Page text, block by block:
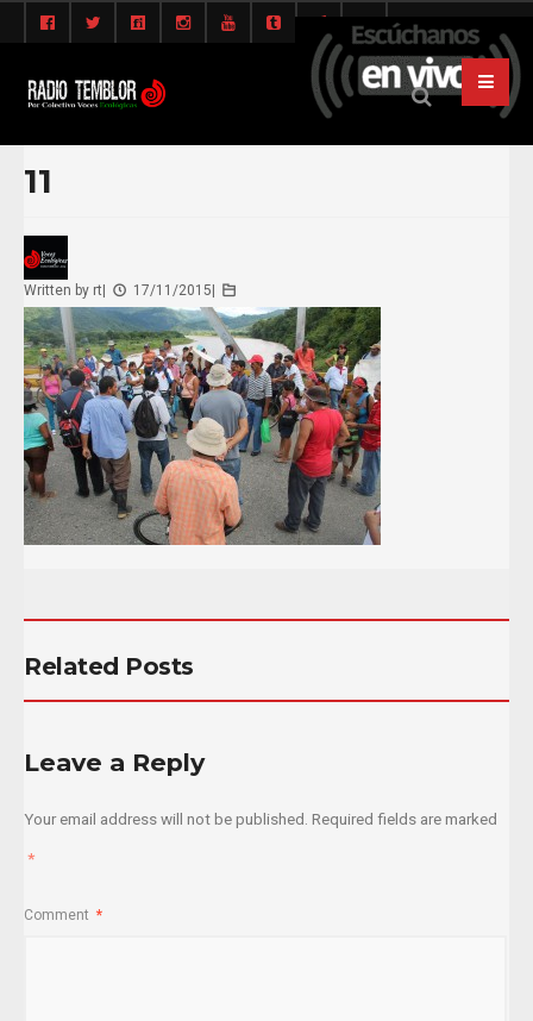
11
Written by rt 17/11/2015
Related Posts
Leave a Reply
Your email address will not be published. Required fields are marked
*
Comment *